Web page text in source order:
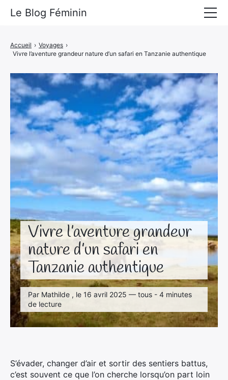
Vivre l’aventure grandeur
nature d’un safari en
Tanzanie authentique
Par Mathilde , le 16 avril 2025 — tous - 4 minutes
de lecture
Accueil › Voyages ›
Vivre l’aventure grandeur nature d’un safari en Tanzanie authentique
S’évader, changer d’air et sortir des sentiers battus,
c’est souvent ce que l’on cherche lorsqu’on part loin
Le Blog Féminin
Alimentation
Mode
Beauté
Bien-être
Voyages
Déco & Maison
Amour